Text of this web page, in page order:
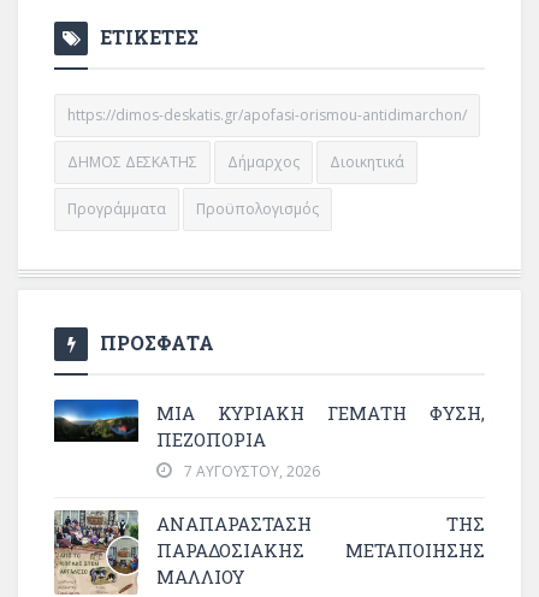
ΕΤΙΚΕΤΕΣ
https://dimos-deskatis.gr/apofasi-orismou-antidimarchon/
ΔΗΜΟΣ ΔΕΣΚΑΤΗΣ Δήμαρχος Διοικητικά
Προγράμματα Προϋπολογισμός
ΠΡΟΣΦΑΤΑ
ΜΙΑ ΚΥΡΙΑΚΉ ΓΕΜΆΤΗ ΦΎΣΗ,
ΠΕΖΟΠΟΡΊΑ
7 ΑΥΓΟΎΣΤΟΥ, 2026
ΑΝΑΠΑΡΆΣΤΑΣΗ ΤΗΣ
ΠΑΡΑΔΟΣΙΑΚΉΣ ΜΕΤΑΠΟΊΗΣΗΣ
ΜΑΛΛΙΟΎ